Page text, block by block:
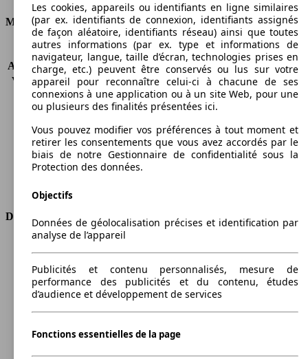
Moteur et Puissance
KW (CH)
103 kW (140 PS)
Accélération (0-100 km/h) 11.3s
Vitesse maximale (km/h) 183 km/h
Nombre de vitesses
6
Couple
320 nm
Cylindrée
1968 ccm
Carburant
Diesel
Cylindres
4
Transmission
Boîte automatique
Dimensions
Longueur
Largeur
1794 mm
Empattement
3006 mm
Portes
Les cookies, appareils ou identifiants en ligne similaires
(par ex. identifiants de connexion, identifiants assignés
de façon aléatoire, identifiants réseau) ainsi que toutes
autres informations (par ex. type et informations de
navigateur, langue, taille d’écran, technologies prises en
charge, etc.) peuvent être conservés ou lus sur votre
appareil pour reconnaître celui-ci à chacune de ses
connexions à une application ou à un site Web, pour une
ou plusieurs des finalités présentées ici.
Vous pouvez modifier vos préférences à tout moment et
retirer les consentements que vous avez accordés par le
biais de notre Gestionnaire de confidentialité sous la
Protection des données.
Objectifs
Données de géolocalisation précises et identification par
analyse de l’appareil
Publicités et contenu personnalisés, mesure de
performance des publicités et du contenu, études
d’audience et développement de services
Fonctions essentielles de la page